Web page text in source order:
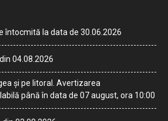
întocmită la data de 30.06.2026
04.08.2026
și pe litoral. Avertizarea
până în data de 07 august, ora 10:00